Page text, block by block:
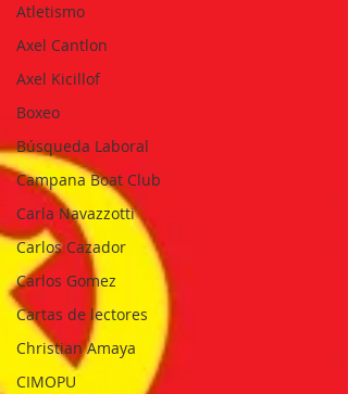
Atletismo
Axel Cantlon
Axel Kicillof
Boxeo
Búsqueda Laboral
Campana Boat Club
Carla Navazzotti
Carlos Cazador
Carlos Gomez
Cartas de lectores
Christian Amaya
CIMOPU